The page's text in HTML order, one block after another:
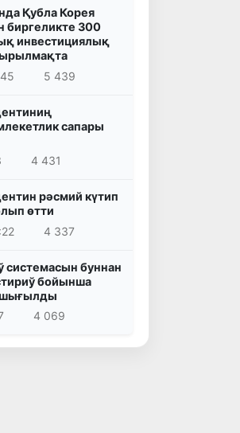
Қубла Корея
биргеликте 300
инвестициялық
5 439
сапары
4 431
рәсмий күтип
өтти
4 337
системасын буннан
бойынша
шығылды
4 069